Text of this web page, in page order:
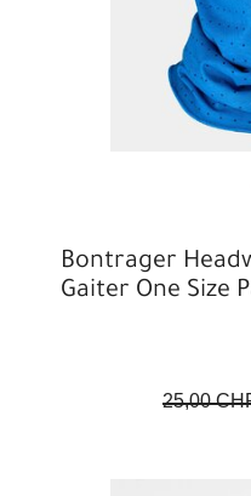
Bontrager
Gaiter One Size
25,00